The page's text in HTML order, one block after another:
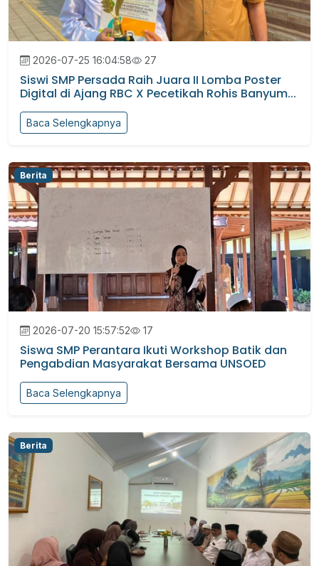
2026-07-25 16:04:58 27
Siswi SMP Persada Raih Juara II Lomba Poster
Digital di Ajang RBC X Pecetikah Rohis Banyum...
Baca Selengkapnya
Berita
2026-07-20 15:57:52 17
Siswa SMP Perantara Ikuti Workshop Batik dan
Pengabdian Masyarakat Bersama UNSOED
Baca Selengkapnya
Berita